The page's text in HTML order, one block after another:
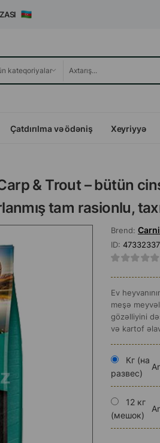
Çatdırılma və ödəniş Xeyriyyə
& Trout – bütün
tam rasionlu,
Brend:
ID:
Ev
meşə
gözəlliyini
və kartof
Кг (на
развес)
12 кг
(мешок)